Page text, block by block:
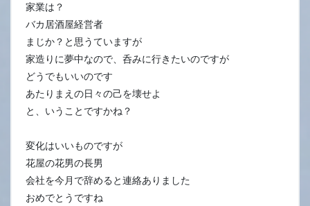
家業は？
バカ居酒屋経営者
まじか？と思うていますが
家造りに夢中なので、呑みに行きたいのですが
どうでもいいのです
あたりまえの日々の己を壊せよ
と、いうことですかね？
変化はいいものですが
花屋の花男の長男
会社を今月で辞めると連絡ありました
おめでとうですね